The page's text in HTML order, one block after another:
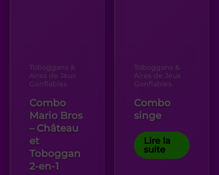
Toboggans &
Aires de Jeux
Gonflables.
Combo
Mario Bros
– Château
et
Toboggan
2-en-1
Toboggans &
Aires de Jeux
Gonflables.
Combo
singe
Lire la
suite